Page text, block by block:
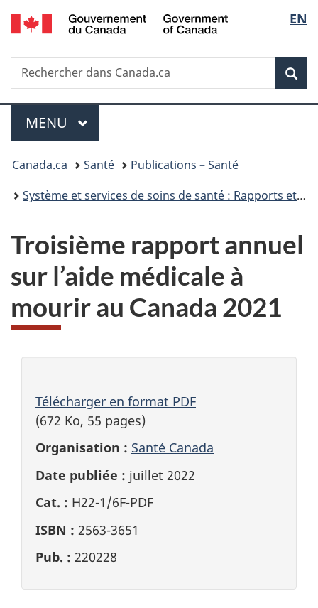
Passer
au
des
Passer
au
principal
Passer
à
Au
du
Passer
à
version
simplifiée
de
la
EN
Recherche
Rechercher
dans
Menu
MENU PRINCIPAL
Vous
êtes
Canada.ca Santé
Publications – Santé
Système et services de soins de santé : Rapports et publications
Troisième rapport annuel
sur l’aide médicale à
mourir au Canada 2021
Télécharger en format PDF
(672 Ko, 55 pages)
Organisation : Santé Canada
Date publiée : juillet 2022
Cat. : H22-1/6F-PDF
ISBN : 2563-3651
Pub. : 220228